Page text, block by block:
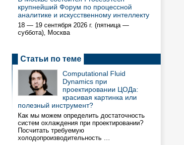
крупнейший Форум по процессной
аналитике и искусственному интеллекту
18 — 19 сентября 2026 г. (пятница —
суббота), Москва
Статьи по теме
Computational Fluid
Dynamics при
проектировании ЦОДа:
красивая картинка или
полезный инструмент?
Как мы можем определить достаточность
систем охлаждения при проектировании?
Посчитать требуемую
холодопроизводительность …